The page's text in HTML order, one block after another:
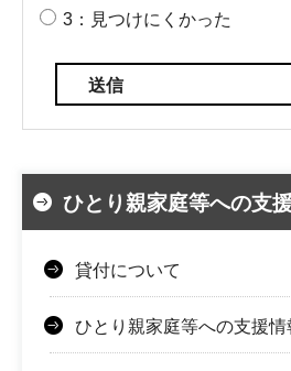
3：見つけにくかった
ひとり親家庭等への支援
貸付について
ひとり親家庭等への支援情